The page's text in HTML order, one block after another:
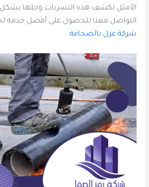
الأمثل لكشف هذه التسربات وحلها بشكل
التواصل معنا للحصول على أفضل خدمة
شركة عزل بالصحافة